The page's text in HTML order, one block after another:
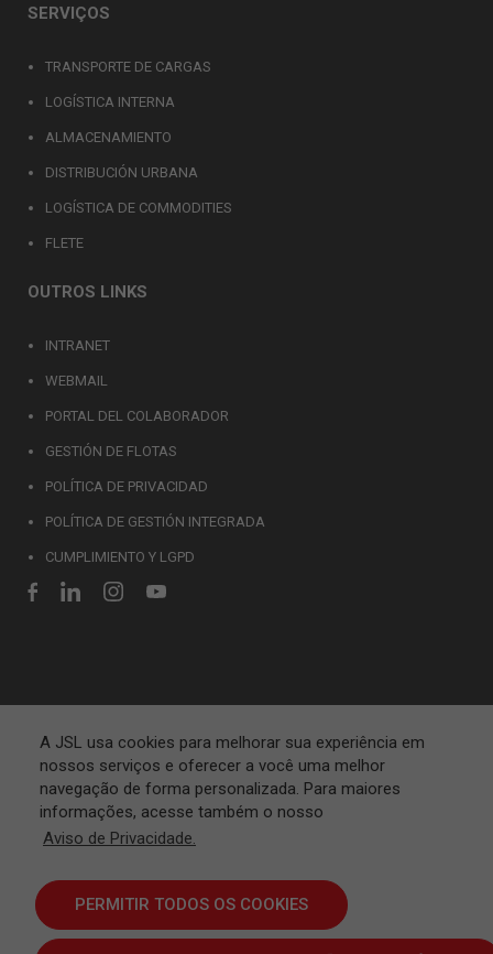
A JSL usa cookies para melhorar sua experiência em
nossos serviços e oferecer a você uma melhor
navegação de forma personalizada. Para maiores
informações, acesse também o nosso
Aviso de Privacidade.
PERMITIR TODOS OS COOKIES
SERVIÇOS
TRANSPORTE DE CARGAS
LOGÍSTICA INTERNA
ALMACENAMIENTO
DISTRIBUCIÓN URBANA
LOGÍSTICA DE COMMODITIES
FLETE
OUTROS LINKS
INTRANET
WEBMAIL
PORTAL DEL COLABORADOR
GESTIÓN DE FLOTAS
POLÍTICA DE PRIVACIDAD
POLÍTICA DE GESTIÓN INTEGRADA
CUMPLIMIENTO Y LGPD